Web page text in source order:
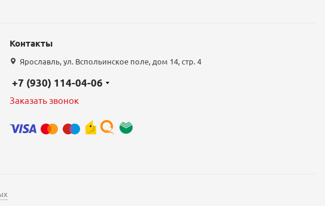
Контакты
Ярославль, ул. Вспольинское поле, дом 14, стр. 4
+7 (930) 114-04-06
Заказать звонок